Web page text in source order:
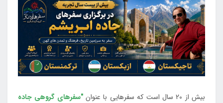
بیش از 20 سال است که سفرهایی با عنوان
"سفرهای گروهی جاده